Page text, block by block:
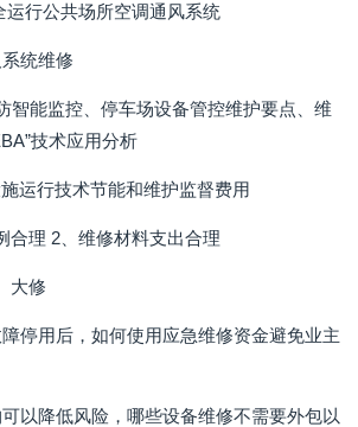
运行公共场所空调通风系统
统维修
智能监控、停车场设备管控维护要点、维
技术应用分析
运行技术节能和维护监督费用
合理 2、维修材料支出合理
大修
停用后，如何使用应急维修资金避免业主
以降低风险，哪些设备维修不需要外包以